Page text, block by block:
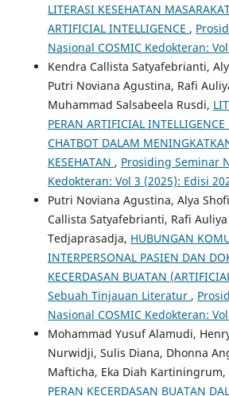
LITERASI KESEHATAN
ARTIFICIAL INTELLIGENCE ,
Nasional COSMIC Kedokteran:
Kendra Callista Satyafebrianti,
Putri Noviana Agustina, Rafi
Muhammad Salsabeela Rusdi,
PERAN ARTIFICIAL INTELLIGENCE
CHATBOT DALAM
KESEHATAN , Prosiding Seminar
Kedokteran: Vol 3 (2025): Edisi
Putri Noviana Agustina, Alya
Callista Satyafebrianti, Rafi
Tedjaprasadja, HUBUNGAN
INTERPERSONAL PASIEN DAN
KECERDASAN BUATAN
Sebuah Tinjauan Literatur ,
Nasional COSMIC Kedokteran:
Mohammad Yusuf Alamudi,
Nurwidji, Sulis Diana, Dhonna
Mafticha, Eka Diah
PERAN KECERDASAN BUATAN